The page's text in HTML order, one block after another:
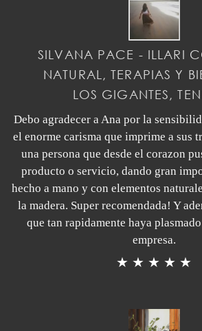
SILVANA PACE - ILLARI
NATURAL, TERAPIAS Y
LOS GIGANTES,
Debo agradecer a Ana por la
el enorme carisma que imprime a sus
una persona que desde el corazon
producto o servicio, dando gran
hecho a mano y con elementos
la madera. Super recomendada! Y
que tan rapidamente haya
empresa.
★ ★ ★ ★ ★